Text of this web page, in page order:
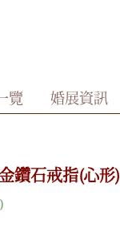
覽 婚展資訊
鑽石戒指(心形)